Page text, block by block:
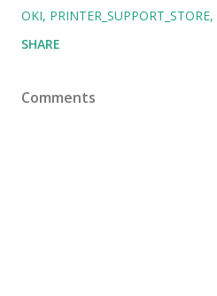
OKI PRINTER_SUPPORT_STORE
SHARE
Comments